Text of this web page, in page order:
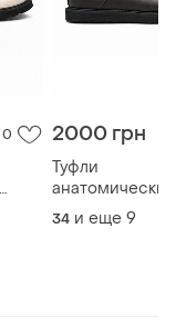
0 2000 грн
Туфли
анатомические
натуральная
коричневая
34 и еще 9